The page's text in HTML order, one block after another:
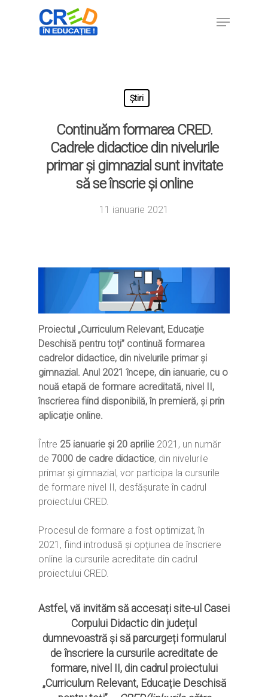
Știri
Continuăm formarea CRED.
Cadrele didactice din nivelurile
primar și gimnazial sunt invitate
să se înscrie și online
11 ianuarie 2021
Proiectul „Curriculum Relevant, Educație
Deschisă pentru toți” continuă formarea
cadrelor didactice, din nivelurile primar și
gimnazial. Anul 2021 începe, din ianuarie, cu o
nouă etapă de formare acreditată, nivel II,
înscrierea fiind disponibilă, în premieră, și prin
aplicație online.
Între 25 ianuarie și 20 aprilie 2021, un număr
de 7000 de cadre didactice, din nivelurile
primar și gimnazial, vor participa la cursurile
de formare nivel II, desfășurate în cadrul
proiectului CRED.
Procesul de formare a fost optimizat, în
2021, fiind introdusă și opțiunea de înscriere
online la cursurile acreditate din cadrul
proiectului CRED.
Astfel, vă invităm să accesați site-ul Casei
Corpului Didactic din județul
dumnevoastră și să parcurgeți formularul
de înscriere la cursurile acreditate de
formare, nivel II, din cadrul proiectului
„Curriculum Relevant, Educație Deschisă